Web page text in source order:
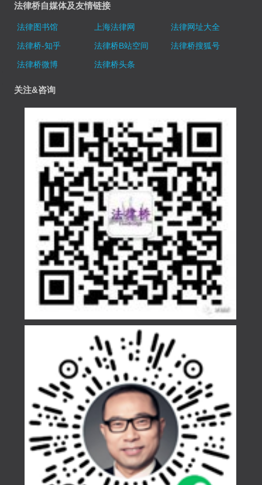
法律桥自媒体及友情链接
法律图书馆 上海法律网
法律网址大全
法律桥-知乎
法律桥B站空间
法律桥搜狐号
法律桥微博
法律桥头条
关注&咨询